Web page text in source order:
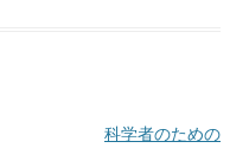
科学者のための